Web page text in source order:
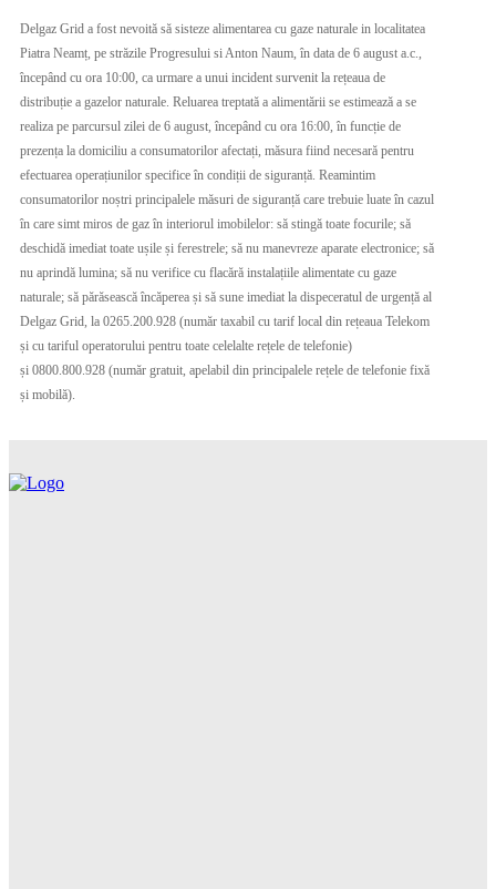
Delgaz Grid a fost nevoită să sisteze alimentarea cu gaze naturale in localitatea
Piatra Neamț, pe străzile Progresului si Anton Naum, în data de 6 august a.c.,
începând cu ora 10:00, ca urmare a unui incident survenit la rețeaua de
distribuție a gazelor naturale. Reluarea treptată a alimentării se estimează a se
realiza pe parcursul zilei de 6 august, începând cu ora 16:00, în funcție de
prezența la domiciliu a consumatorilor afectați, măsura fiind necesară pentru
efectuarea operațiunilor specifice în condiții de siguranță. Reamintim
consumatorilor noștri principalele măsuri de siguranță care trebuie luate în cazul
în care simt miros de gaz în interiorul imobilelor: să stingă toate focurile; să
deschidă imediat toate ușile și ferestrele; să nu manevreze aparate electronice; să
nu aprindă lumina; să nu verifice cu flacără instalațiile alimentate cu gaze
naturale; să părăsească încăperea și să sune imediat la dispeceratul de urgență al
Delgaz Grid, la 0265.200.928 (număr taxabil cu tarif local din rețeaua Telekom
și cu tariful operatorului pentru toate celelalte rețele de telefonie)
și 0800.800.928 (număr gratuit, apelabil din principalele rețele de telefonie fixă
și mobilă).